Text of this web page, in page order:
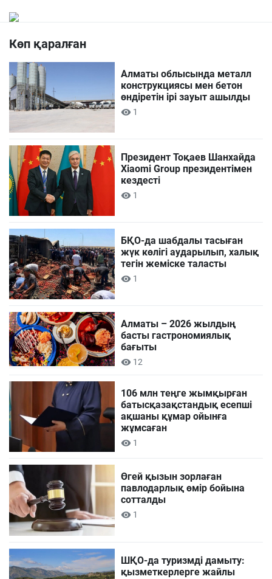
Көп қаралған
Алматы облысында металл
конструкциясы мен бетон
өндіретін ірі зауыт ашылды
1
Президент Тоқаев Шанхайда
Xiaomi Group президентімен
кездесті
1
БҚО-да шабдалы тасыған
жүк көлігі аударылып, халық
тегін жеміске таласты
1
Алматы – 2026 жылдың
басты гастрономиялық
бағыты
12
106 млн теңге жымқырған
батысқазақстандық есепші
ақшаны құмар ойынға
жұмсаған
1
Өгей қызын зорлаған
павлодарлық өмір бойына
сотталды
1
ШҚО-да туризмді дамыту:
қызметкерлерге жайлы